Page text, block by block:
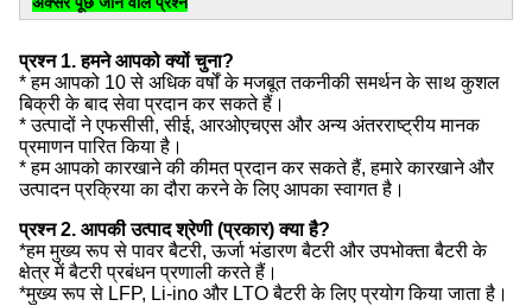
प्रश्न 1. हमने आपको क्यों चुना?
* हम आपको 10 से अधिक वर्षों के मजबूत तकनीकी समर्थन के साथ कुशल
बिक्री के बाद सेवा प्रदान कर सकते हैं।
* उत्पादों ने एफसीसी, सीई, आरओएचएस और अन्य अंतरराष्ट्रीय मानक
प्रमाणन पारित किया है।
* हम आपको कारखाने की कीमत प्रदान कर सकते हैं, हमारे कारखाने और
उत्पादन प्रक्रिया का दौरा करने के लिए आपका स्वागत है।
प्रश्न 2. आपकी उत्पाद श्रेणी (प्रकार) क्या है?
*हम मुख्य रूप से पावर बैटरी, ऊर्जा भंडारण बैटरी और उपभोक्ता बैटरी के
क्षेत्र में बैटरी प्रबंधन प्रणाली करते हैं।
*मुख्य रूप से LFP, Li-ino और LTO बैटरी के लिए प्रयोग किया जाता है।